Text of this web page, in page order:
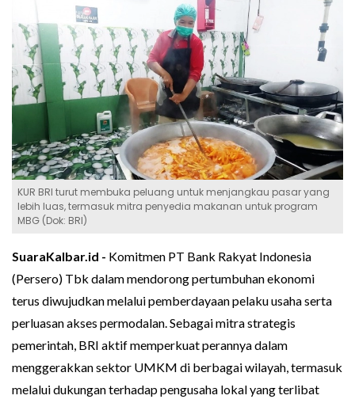
KUR BRI turut membuka peluang untuk menjangkau pasar yang
lebih luas, termasuk mitra penyedia makanan untuk program
MBG (Dok: BRI)
SuaraKalbar.id - Komitmen PT Bank Rakyat Indonesia
(Persero) Tbk dalam mendorong pertumbuhan ekonomi
terus diwujudkan melalui pemberdayaan pelaku usaha serta
perluasan akses permodalan. Sebagai mitra strategis
pemerintah, BRI aktif memperkuat perannya dalam
menggerakkan sektor UMKM di berbagai wilayah, termasuk
melalui dukungan terhadap pengusaha lokal yang terlibat